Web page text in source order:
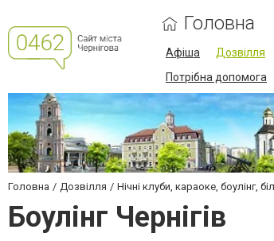
Головна
Афіша Дозвілля
Потрібна допомога
Головна Дозвілля Нічні клуби, караоке, боулінг,
Боулінг Чернігів